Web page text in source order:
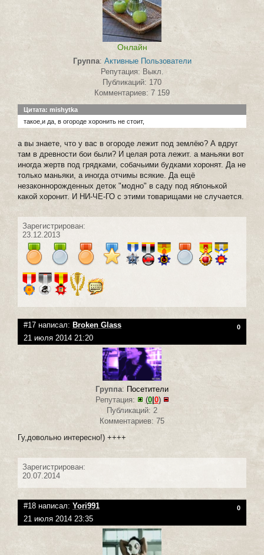
Онлайн
Группа: Активные Пользователи
Репутация: Выкл.
Публикаций: 170
Комментариев: 7 159
Цитата: mishytka
такое,и да, в огороде хоронить не стоит,
а вы знаете, что у вас в огороде лежит под землёю? А вдруг
там в древности бои были? И целая рота лежит. а маньяки вот
иногда жертв под грядками, собачьими будками хоронят. Да не
только маньяки, а иногда отчимы всякие. Да ещё
незаконнорожденных деток "модно" в саду под яблонькой
какой хоронит. И НИ-ЧЕ-ГО с этими товарищами не случается.
Зарегистрирован:
23.12.2013
#17 написал: Broken Glass 0
21 июля 2014 21:20
Группа: Посетители
Репутация:
(0| 0)
Публикаций: 2
Комментариев: 75
Гу,довольно интересно!) ++++
Зарегистрирован:
20.07.2014
#18 написал: Yori991 0
21 июля 2014 23:35